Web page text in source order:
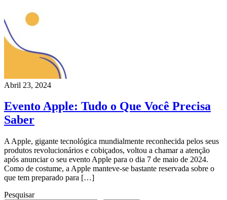
Abril 23, 2024
Evento Apple: Tudo o Que Você Precisa
Saber
A Apple, gigante tecnológica mundialmente reconhecida pelos seus
produtos revolucionários e cobiçados, voltou a chamar a atenção
após anunciar o seu evento Apple para o dia 7 de maio de 2024.
Como de costume, a Apple manteve-se bastante reservada sobre o
que tem preparado para […]
Pesquisar